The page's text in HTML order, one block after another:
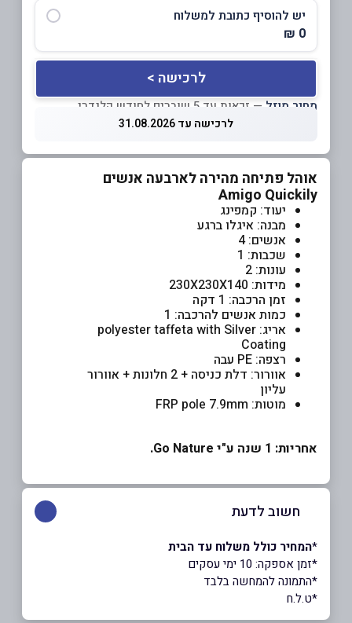
יש להוסיף כתובת למשלוח
0 ₪
לרכישה >
מחיר מוזל — זכאות עד 5 שוברים לחודש קלנדרי
לרכישה עד 31.08.2026
אוהל פתיחה מהירה לארבעה אנשים
Amigo Quickily
יעוד: קמפינג
מבנה: איגלו ברגע
אנשים: 4
שכבות: 1
עונות: 2
מידות: 230X230X140
זמן הרכבה: 1 דקה
כמות אנשים להרכבה: 1
אריג: polyester taffeta with Silver
Coating
רצפה: PE עבה
אוורור: דלת כניסה + 2 חלונות + אוורור
עליון
מוטות: FRP pole 7.9mm
אחריות: 1 שנה ע"י Go Nature.
חשוב לדעת
*המחיר כולל משלוח עד הבית
*זמן אספקה: 10 ימי עסקים
*התמונה להמחשה בלבד
*ט.ל.ח